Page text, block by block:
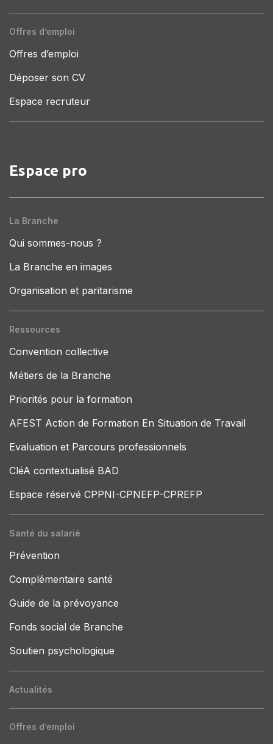
Offres d’emploi
Offres d’emploi
Déposer son CV
Espace recruteur
Espace pro
La Branche
Qui sommes-nous ?
La Branche en images
Organisation et paritarisme
Ressources
Convention collective
Métiers de la Branche
Priorités pour la formation
AFEST Action de Formation En Situation de Travail
Evaluation et Parcours professionnels
CléA contextualisé BAD
Espace réservé CPPNI-CPNEFP-CPREFP
Santé du salarié
Prévention
Complémentaire santé
Guide de la prévoyance
Fonds social de Branche
Soutien psychologique
Actualités
Offres d’emploi